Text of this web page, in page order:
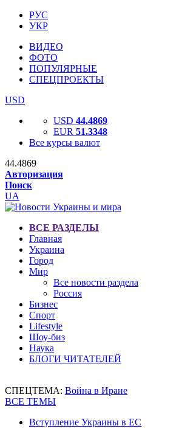
РУС
УКР
ВИДЕО
ФОТО
ПОПУЛЯРНЫЕ
СПЕЦПРОЕКТЫ
USD
USD 44.4869
EUR 51.3348
Все курсы валют
44.4869
Авторизация
Поиск
UA
ВСЕ РАЗДЕЛЫ
Главная
Украина
Город
Мир
Все новости раздела
Россия
Бизнес
Спорт
Lifestyle
Шоу-биз
Наука
БЛОГИ ЧИТАТЕЛЕЙ
СПЕЦТЕМА: Война в Иране
ВСЕ ТЕМЫ
Вступление Украины в ЕС